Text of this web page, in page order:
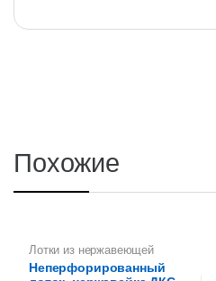
Похожие
Лотки из нержавеющей
стали Лотки металлические
высотой 50 мм
Неперфорированный